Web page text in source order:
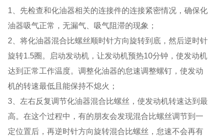
1、先检查和化油器相关的连接件的连接紧密情况，确保化
油器吸气正常，无漏气、吸气阻滞的现象；
2、将化油器混合比螺丝顺时针方向旋转到底，然后逆时针
旋转1.5圈。启动发动机，让发动机预热10分钟，使发动机
达到正常工作温度。调整化油器的怠速调整螺钉，使发动
机的转速最低且能保持不熄火；
3、左右反复调节化油器混合比螺丝，使发动机转速达到最
高。在这个过程中，有的朋友会发现混合比螺丝调节到一
定位置后，再逆时针方向旋转混合比螺丝，怠速不会再有